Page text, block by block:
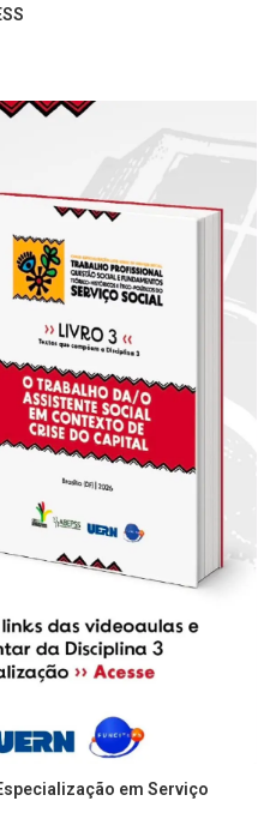
em Serviço